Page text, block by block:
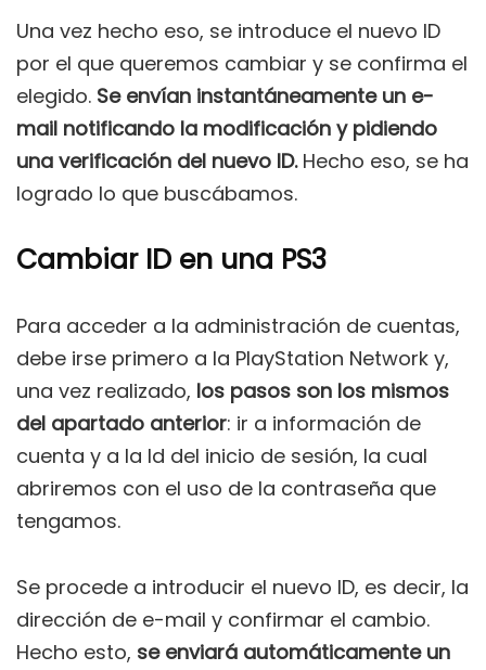
Una vez hecho eso, se introduce el nuevo ID
por el que queremos cambiar y se confirma el
elegido. Se envían instantáneamente un e-
mail notificando la modificación y pidiendo
una verificación del nuevo ID. Hecho eso, se ha
logrado lo que buscábamos.
Cambiar ID en una PS3
Para acceder a la administración de cuentas,
debe irse primero a la PlayStation Network y,
una vez realizado, los pasos son los mismos
del apartado anterior: ir a información de
cuenta y a la Id del inicio de sesión, la cual
abriremos con el uso de la contraseña que
tengamos.
Se procede a introducir el nuevo ID, es decir, la
dirección de e-mail y confirmar el cambio.
Hecho esto, se enviará automáticamente un